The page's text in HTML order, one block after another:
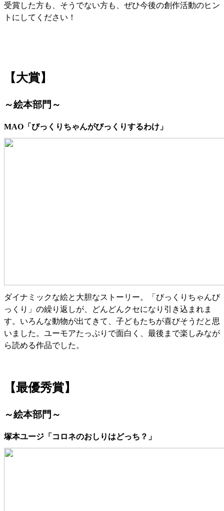
受賞した方も、そうでない方も、ぜひ今後の創作活動のヒン
トにしてください！
【大賞】
～絵本部門～
MAO「びっくりちゃんがびっくりするわけ」
ダイナミックな絵と大胆なストーリー。「びっくりちゃんび
っくり」の繰り返しが、どんどんクセになり引き込まれま
す。 いろんな動物が出てきて、子どもたちが喜びそうだと思
いました。ユーモアたっぷりで面白く、最後まで楽しみなが
ら読める作品でした。
【最優秀賞】
～絵本部門～
塚本ユージ「コロネのおしりはどっち？」